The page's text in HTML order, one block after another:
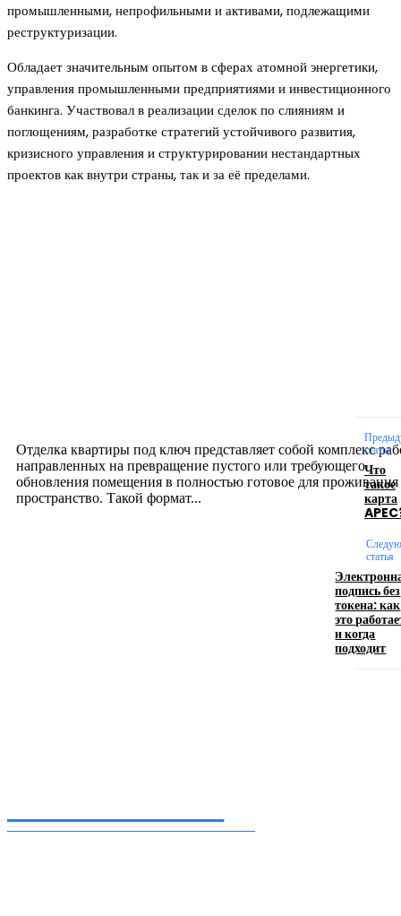
промышленными, непрофильными и активами, подлежащими
реструктуризации.
Обладает значительным опытом в сферах атомной энергетики,
управления промышленными предприятиями и инвестиционного
банкинга. Участвовал в реализации сделок по слияниям и
поглощениям, разработке стратегий устойчивого развития,
кризисного управления и структурировании нестандартных
проектов как внутри страны, так и за её пределами.
Отделка квартиры под ключ представляет собой комплекс
направленных на превращение пустого или требующего
обновления помещения в полностью готовое для проживания
пространство. Такой формат...
логотипом: эффективный инструмент бренда
статья
Что
такое
карта
статья
подпись без
токена: как
это
и когда
подходит